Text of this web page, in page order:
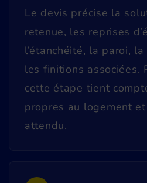
Le devis précise la
retenue, les reprises
l’étanchéité, la paroi,
les finitions associées.
cette étape tient
propres au logement
attendu.